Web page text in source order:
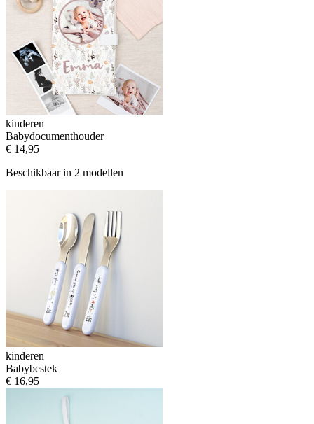
kinderen
Babydocumenthouder
€ 14,95
Beschikbaar in 2 modellen
kinderen
Babybestek
€ 16,95